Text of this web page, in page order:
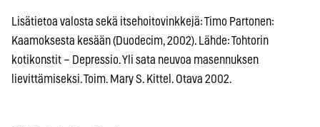
Lisätietoa valosta sekä itsehoitovinkkejä: Timo Partonen:
Kaamoksesta kesään (Duodecim, 2002). Lähde: Tohtorin
kotikonstit – Depressio. Yli sata neuvoa masennuksen
lievittämiseksi. Toim. Mary S. Kittel. Otava 2002.